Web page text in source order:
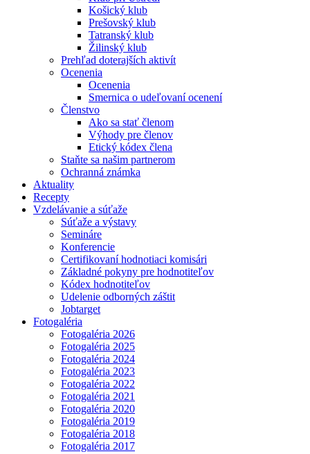
Košický klub
Prešovský klub
Tatranský klub
Žilinský klub
Prehľad doterajších aktivít
Ocenenia
Ocenenia
Smernica o udeľovaní ocenení
Členstvo
Ako sa stať členom
Výhody pre členov
Etický kódex člena
Staňte sa našim partnerom
Ochranná známka
Aktuality
Recepty
Vzdelávanie a súťaže
Súťaže a výstavy
Semináre
Konferencie
Certifikovaní hodnotiaci komisári
Základné pokyny pre hodnotiteľov
Kódex hodnotiteľov
Udelenie odborných záštit
Jobtarget
Fotogaléria
Fotogaléria 2026
Fotogaléria 2025
Fotogaléria 2024
Fotogaléria 2023
Fotogaléria 2022
Fotogaléria 2021
Fotogaléria 2020
Fotogaléria 2019
Fotogaléria 2018
Fotogaléria 2017